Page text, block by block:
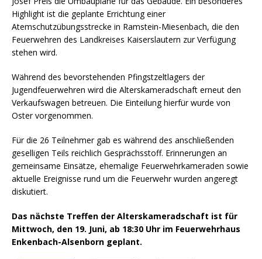
Highlight ist die geplante Errichtung einer
Atemschutzübungsstrecke in Ramstein-Miesenbach, die den
Feuerwehren des Landkreises Kaiserslautern zur Verfügung
stehen wird.
Während des bevorstehenden Pfingstzeltlagers der
Jugendfeuerwehren wird die Alterskameradschaft erneut den
Verkaufswagen betreuen. Die Einteilung hierfür wurde von
Oster vorgenommen.
Für die 26 Teilnehmer gab es während des anschließenden
geselligen Teils reichlich Gesprächsstoff. Erinnerungen an
gemeinsame Einsätze, ehemalige Feuerwehrkameraden sowie
aktuelle Ereignisse rund um die Feuerwehr wurden angeregt
diskutiert.
Das nächste Treffen der Alterskameradschaft ist für
Mittwoch, den 19. Juni, ab 18:30 Uhr im Feuerwehrhaus
Enkenbach-Alsenborn geplant.